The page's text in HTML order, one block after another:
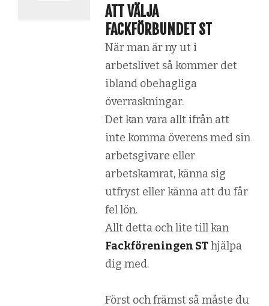
ATT VÄLJA
FACKFÖRBUNDET ST
När man är ny ut i
arbetslivet så kommer det
ibland obehagliga
överraskningar.
Det kan vara allt ifrån att
inte komma överens med sin
arbetsgivare eller
arbetskamrat, känna sig
utfryst eller känna att du får
fel lön.
Allt detta och lite till kan
Fackföreningen SThjälpa
dig med.
Först och främst så måste du